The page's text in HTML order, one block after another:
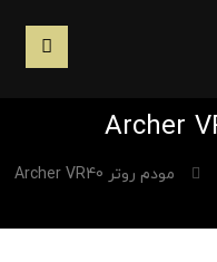
مودم روتر Archer VR40